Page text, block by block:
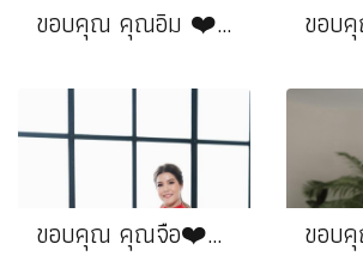
ขอบคุณ คุณอิม ❤️คุณอาร์ท
ขอบคุณ คุณจือ❤️คุณจั๊ว